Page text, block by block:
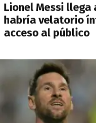
Lionel Messi llega
habría velatorio
acceso al público